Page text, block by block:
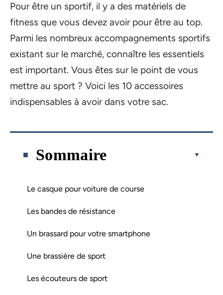
Pour être un sportif, il y a des matériels de
fitness que vous devez avoir pour être au top.
Parmi les nombreux accompagnements sportifs
existant sur le marché, connaître les essentiels
est important. Vous êtes sur le point de vous
mettre au sport ? Voici les 10 accessoires
indispensables à avoir dans votre sac.
Sommaire
Le casque pour voiture de course
Les bandes de résistance
Un brassard pour votre smartphone
Une brassière de sport
Les écouteurs de sport